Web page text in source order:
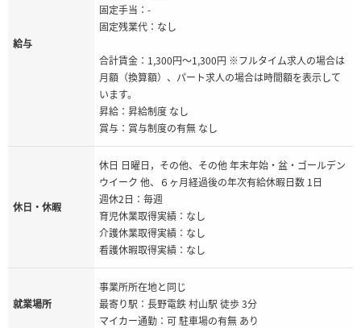
給与
固定手当：-
固定残業代：なし
合計賃金：1,300円〜1,300円 ※フルタイム求人の場合は
月額（換算額）、パート求人の場合は時間額を表示して
います。
昇給：昇給制度 なし
賞与：賞与制度の有無 なし
休日・休暇
休日 日曜日，その他、その他 年末年始・盆・ゴールデン
ウイーク 他、６ヶ月経過後の年次有給休暇日数 1日
週休2日：毎週
育児休業取得実績：なし
介護休業取得実績：なし
看護休暇取得実績：なし
就業場所
事業所所在地と同じ
最寄り駅：長野電鉄 村山駅 徒歩 3分
マイカー通勤：可 駐車場の有無 あり